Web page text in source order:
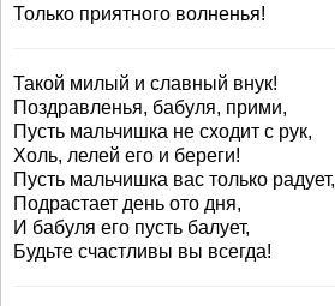
Только приятного волненья!
Такой милый и славный внук!
Поздравленья, бабуля, прими,
Пусть мальчишка не сходит с рук,
Холь, лелей его и береги!
Пусть мальчишка вас только радует,
Подрастает день ото дня,
И бабуля его пусть балует,
Будьте счастливы вы всегда!